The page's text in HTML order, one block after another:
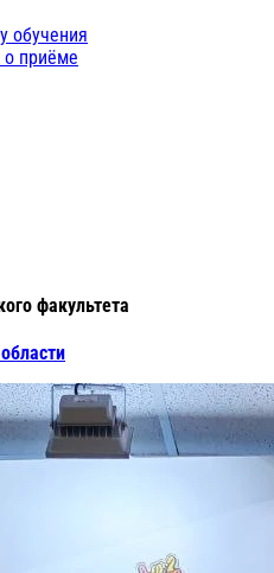
обучения
приёме
факультета